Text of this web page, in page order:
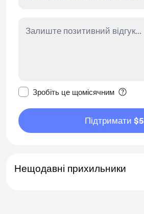
Зробіть це щомісячним
Підтримати $5
Нещодавні прихильники